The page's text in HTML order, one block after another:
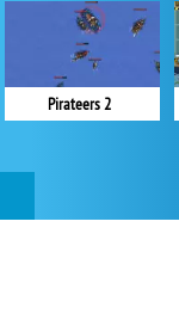
Pirateers 2